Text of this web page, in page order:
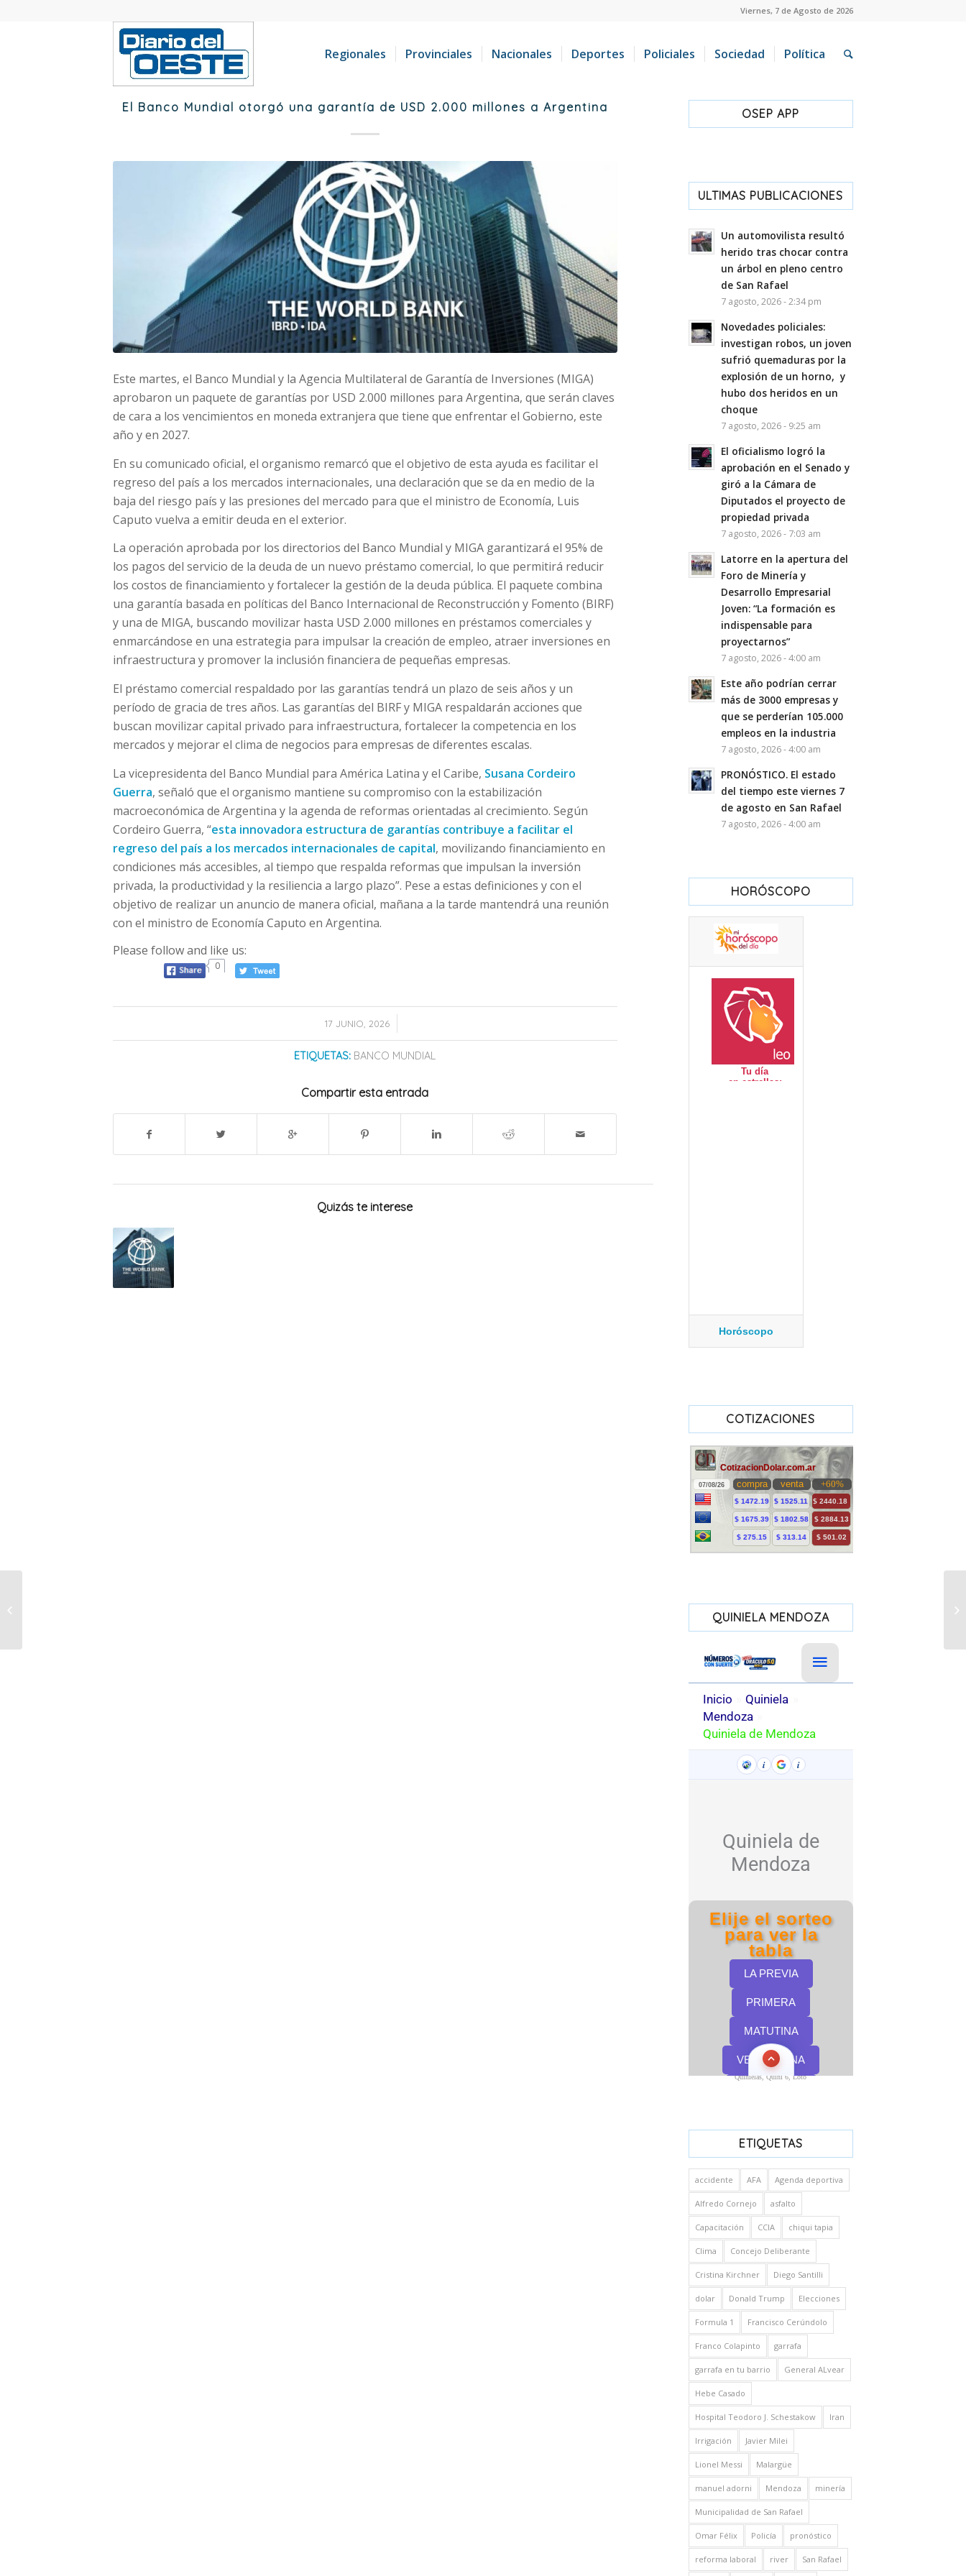
Viernes, 7 de Agosto de 2026
Regionales Provinciales Nacionales Deportes Policiales Sociedad Política
El Banco Mundial otorgó una garantía de USD 2.000 millones a Argentina
Este martes, el Banco Mundial y la Agencia Multilateral de Garantía de Inversiones (MIGA)
aprobaron un paquete de garantías por USD 2.000 millones para Argentina, que serán claves
de cara a los vencimientos en moneda extranjera que tiene que enfrentar el Gobierno, este
año y en 2027.
En su comunicado oficial, el organismo remarcó que el objetivo de esta ayuda es facilitar el
regreso del país a los mercados internacionales, una declaración que se da en medio de la
baja del riesgo país y las presiones del mercado para que el ministro de Economía, Luis
Caputo vuelva a emitir deuda en el exterior.
La operación aprobada por los directorios del Banco Mundial y MIGA garantizará el 95% de
los pagos del servicio de la deuda de un nuevo préstamo comercial, lo que permitirá reducir
los costos de financiamiento y fortalecer la gestión de la deuda pública. El paquete combina
una garantía basada en políticas del Banco Internacional de Reconstrucción y Fomento (BIRF)
y una de MIGA, buscando movilizar hasta USD 2.000 millones en préstamos comerciales y
enmarcándose en una estrategia para impulsar la creación de empleo, atraer inversiones en
infraestructura y promover la inclusión financiera de pequeñas empresas.
El préstamo comercial respaldado por las garantías tendrá un plazo de seis años y un
período de gracia de tres años. Las garantías del BIRF y MIGA respaldarán acciones que
buscan movilizar capital privado para infraestructura, fortalecer la competencia en los
mercados y mejorar el clima de negocios para empresas de diferentes escalas.
La vicepresidenta del Banco Mundial para América Latina y el Caribe, Susana Cordeiro
Guerra, señaló que el organismo mantiene su compromiso con la estabilización
macroeconómica de Argentina y la agenda de reformas orientadas al crecimiento. Según
Cordeiro Guerra, “esta innovadora estructura de garantías contribuye a facilitar el
regreso del país a los mercados internacionales de capital, movilizando financiamiento en
condiciones más accesibles, al tiempo que respalda reformas que impulsan la inversión
privada, la productividad y la resiliencia a largo plazo”. Pese a estas definiciones y con el
objetivo de realizar un anuncio de manera oficial, mañana a la tarde mantendrá una reunión
con el ministro de Economía Caputo en Argentina.
Please follow and like us:
0
17 JUNIO, 2026
/
ETIQUETAS: BANCO MUNDIAL
Compartir esta entrada
Quizás te interese
OSEP APP
ULTIMAS PUBLICACIONES
Un automovilista resultó
herido tras chocar contra
un árbol en pleno centro
de San Rafael
7 agosto, 2026 - 2:34 pm
Novedades policiales:
investigan robos, un joven
sufrió quemaduras por la
explosión de un horno, y
hubo dos heridos en un
choque
7 agosto, 2026 - 9:25 am
El oficialismo logró la
aprobación en el Senado y
giró a la Cámara de
Diputados el proyecto de
propiedad privada
7 agosto, 2026 - 7:03 am
Latorre en la apertura del
Foro de Minería y
Desarrollo Empresarial
Joven: “La formación es
indispensable para
proyectarnos”
7 agosto, 2026 - 4:00 am
Este año podrían cerrar
más de 3000 empresas y
que se perderían 105.000
empleos en la industria
7 agosto, 2026 - 4:00 am
PRONÓSTICO. El estado
del tiempo este viernes 7
de agosto en San Rafael
7 agosto, 2026 - 4:00 am
HORÓSCOPO
Horóscopo
COTIZACIONES
QUINIELA MENDOZA
Quinielas, Quini 6, Loto
ETIQUETAS
accidente AFA Agenda deportiva
Alfredo Cornejo asfalto
Capacitación CCIA chiqui tapia
Clima Concejo Deliberante
Cristina Kirchner Diego Santilli
dolar Donald Trump Elecciones
Formula 1 Francisco Cerúndolo
Franco Colapinto garrafa
garrafa en tu barrio General ALvear
Hebe Casado
Hospital Teodoro J. Schestakow Iran
Irrigación Javier Milei
Lionel Messi Malargüe
manuel adorni Mendoza minería
Municipalidad de San Rafael
Omar Félix Policía pronóstico
reforma laboral river San Rafael